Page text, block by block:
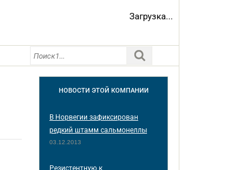
Загрузка...
НОВОСТИ ЭТОЙ КОМПАНИИ
В Норвегии зафиксирован
редкий штамм сальмонеллы
03.12.2013
Резистентную к